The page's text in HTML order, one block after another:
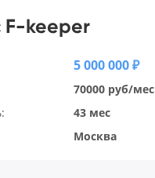
F-keeper
5 000 000 ₽
70000 руб/мес
43 мес
Москва